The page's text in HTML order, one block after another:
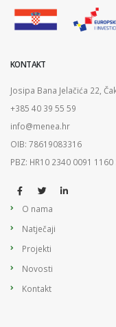
KONTAKT
Josipa Bana Jelačića 22,
+385 40 39 55 59
info@menea.hr
OIB: 78619083316
PBZ: HR10 2340 0091 1160
O nama
Natječaji
Projekti
Novosti
Kontakt